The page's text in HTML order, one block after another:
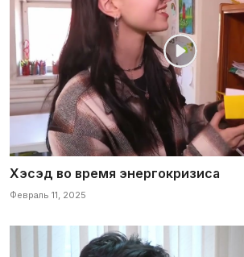
Хэсэд во время энергокризиса
Февраль 11, 2025